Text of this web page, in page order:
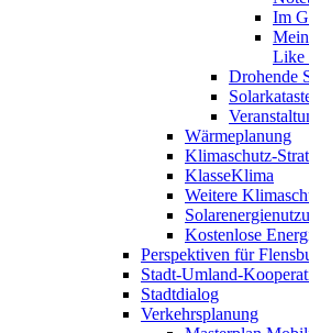
Im
Like
Drohende
Wärmeplanung
Klimaschutz-
KlasseKlima
Weitere
Kostenlose
Perspektiven für
Stadt-Umland-
Stadtdialog
Verkehrsplanung